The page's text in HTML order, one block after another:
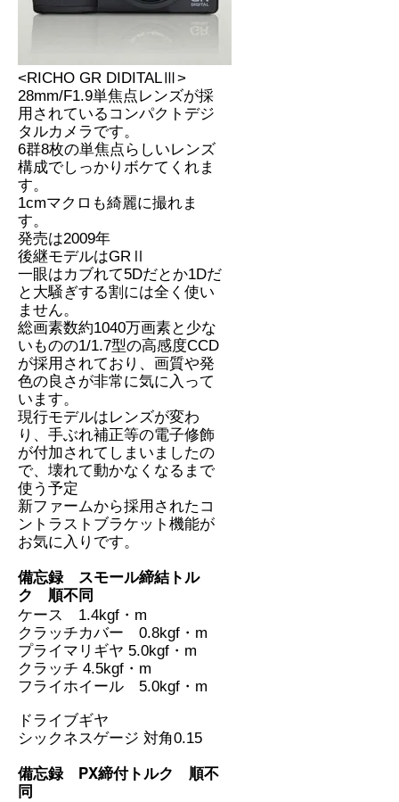
<RICHO GR DIDITALⅢ>
28mm/F1.9単焦点レンズが採
用されているコンパクトデジ
タルカメラです。
6群8枚の単焦点らしいレンズ
構成でしっかりボケてくれま
す。
1cmマクロも綺麗に撮れま
す。
発売は2009年
後継モデルはGRⅡ
一眼はカブれて5Dだとか1Dだ
と大騒ぎする割には全く使い
ません。
総画素数約1040万画素と少な
いものの1/1.7型の高感度CCD
が採用されており、画質や発
色の良さが非常に気に入って
います。
現行モデルはレンズが変わ
り、手ぶれ補正等の電子修飾
が付加されてしまいましたの
で、壊れて動かなくなるまで
使う予定
新ファームから採用されたコ
ントラストブラケット機能が
お気に入りです。
備忘録 スモール締結トル
ク 順不同
ケース 1.4kgf・m
クラッチカバー 0.8kgf・m
プライマリギヤ 5.0kgf・m
クラッチ 4.5kgf・m
フライホイール 5.0kgf・m
ドライブギヤ
シックネスゲージ 対角0.15
備忘録 PX締付トルク 順不
同